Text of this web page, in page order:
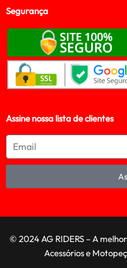
Segurança
Assine nossa lista de clientes
© 2024 AG RIDERS – A
Acessórios e